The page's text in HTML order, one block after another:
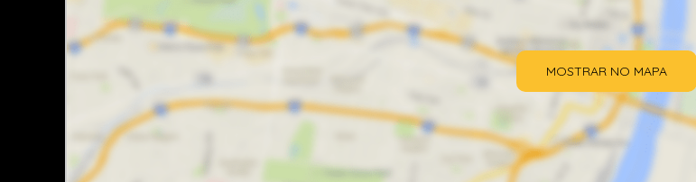
MOSTRAR NO MAPA